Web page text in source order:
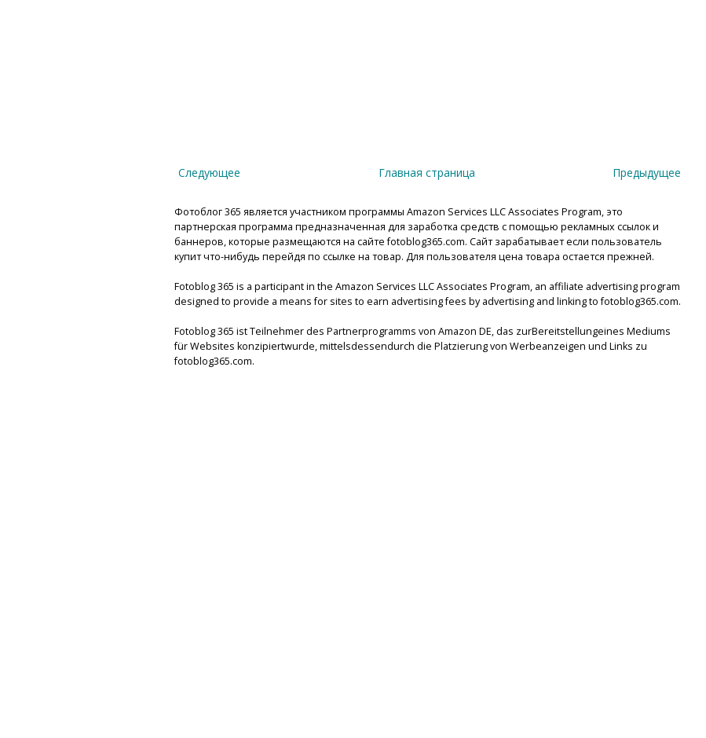
Следующее Предыдущее
Главная страница
Фотоблог 365 является участником программы Amazon Services LLC Associates Program, это
партнерская программа предназначенная для заработка средств с помощью рекламных ссылок и
баннеров, которые размещаются на сайте fotoblog365.com. Сайт зарабатывает если пользователь
купит что-нибудь перейдя по ссылке на товар. Для пользователя цена товара остается прежней.
Fotoblog 365 is a participant in the Amazon Services LLC Associates Program, an affiliate advertising program
designed to provide a means for sites to earn advertising fees by advertising and linking to fotoblog365.com.
Fotoblog 365 ist Teilnehmer des Partnerprogramms von Amazon DE, das zurBereitstellungeines Mediums
für Websites konzipiertwurde, mittelsdessendurch die Platzierung von Werbeanzeigen und Links zu
fotoblog365.com.